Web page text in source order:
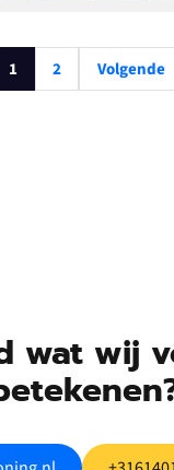
1 2 Volgende
wat wij